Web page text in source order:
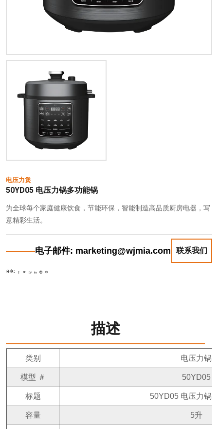
电压力煲
50YD05 电压力锅多功能锅
为全球每个家庭健康饮食，节能环保，智能制造高品质厨房电器，写
意精彩生活。
电子邮件: marketing@wjmia.com 联系我们
分享:
描述
类别 电压力锅
模型 ＃ 50YD05
标题 50YD05 电压力锅
容量 5升